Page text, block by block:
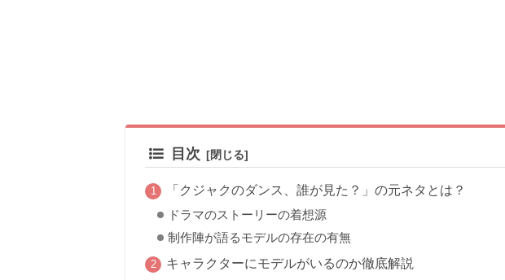
目次
「クジャクのダンス、誰が見た？」の元ネタとは？
ドラマのストーリーの着想源
制作陣が語るモデルの存在の有無
キャラクターにモデルがいるのか徹底解説